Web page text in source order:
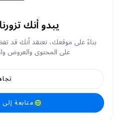
طرق كسب جواهر في Mobile Legends هي كما يلي:
أثناء اللعب، تأكد من تمكين ميزة
المشاركة في البطولات
المشاركة في مسابقات اليوتيوب
انضم إلى مجتمع Mobile Legends
كن عضوًا فعالًا في منتديات Mobile Legends
استخدم مكافآت آراء Google بشكل جيد
يبدو أنك تزورنا
بناءً على موقعك، نعتقد أنك قد تفضل
على المحتوى والعروض
متابعة إلى